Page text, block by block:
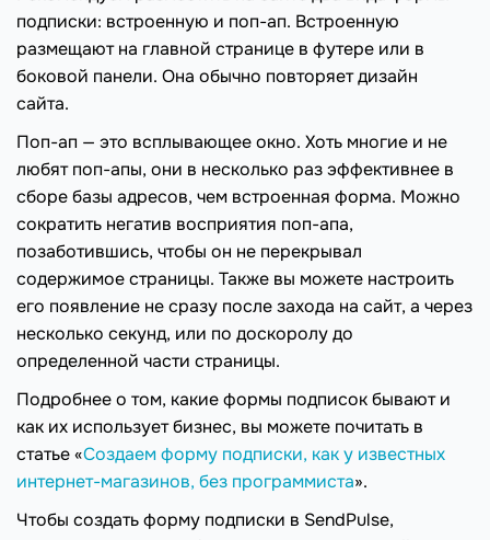
подписки: встроенную и поп-ап. Встроенную
размещают на главной странице в футере или в
боковой панели. Она обычно повторяет дизайн
сайта.
Поп-ап — это всплывающее окно. Хоть многие и не
любят поп-апы, они в несколько раз эффективнее в
сборе базы адресов, чем встроенная форма. Можно
сократить негатив восприятия поп-апа,
позаботившись, чтобы он не перекрывал
содержимое страницы. Также вы можете настроить
его появление не сразу после захода на сайт, а через
несколько секунд, или по доскоролу до
определенной части страницы.
Подробнее о том, какие формы подписок бывают и
как их использует бизнес, вы можете почитать в
статье «Создаем форму подписки, как у известных
интернет-магазинов, без программиста».
Чтобы создать форму подписки в SendPulse,